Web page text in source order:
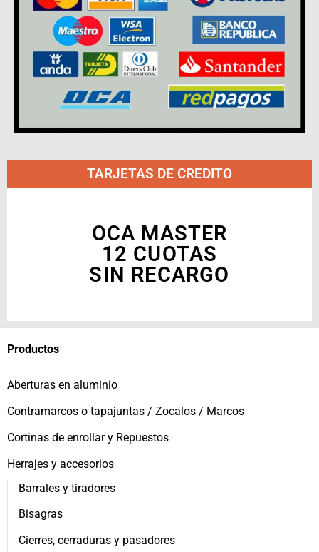
Productos
Aberturas en aluminio
Contramarcos o tapajuntas / Zocalos / Marcos
Cortinas de enrollar y Repuestos
Herrajes y accesorios
Barrales y tiradores
Bisagras
Cierres, cerraduras y pasadores
TARJETAS DE CREDITO
OCA MASTER
12 CUOTAS
SIN RECARGO